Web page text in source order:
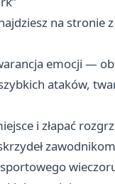
na stronie
emocji —
ataków,
i złapać